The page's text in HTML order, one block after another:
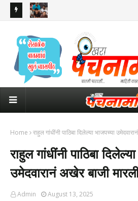
Home राहुल गांधींनी पाठिबा दिलेल्या भाजपच्या
राहुल गांधींनी पाठिबा
उमेदवारानं अखेर बाजी
Admin August 13, 2025